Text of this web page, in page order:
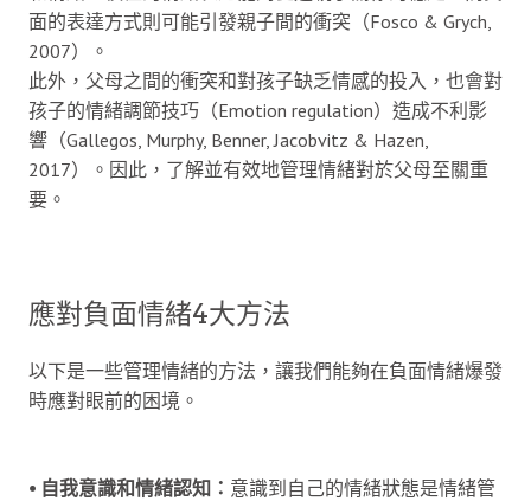
面的表達方式則可能引發親子間的衝突（Fosco & Grych,
2007）。
此外，父母之間的衝突和對孩子缺乏情感的投入，也會對
孩子的情緒調節技巧（Emotion regulation）造成不利影
響（Gallegos, Murphy, Benner, Jacobvitz & Hazen,
2017）。因此，了解並有效地管理情緒對於父母至關重
要。
應對負面情緒4大方法
以下是一些管理情緒的方法，讓我們能夠在負面情緒爆發
時應對眼前的困境。
⦁ 自我意識和情緒認知： 意識到自己的情緒狀態是情緒管